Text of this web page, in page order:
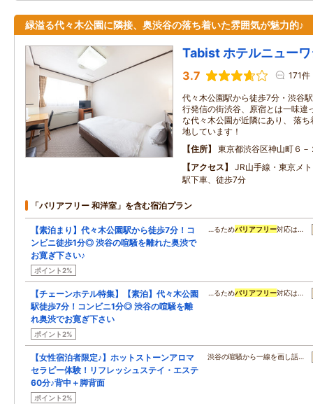
緑溢る代々木公園に隣接、奥渋谷の落ち着いた雰囲気が魅力的♪
Tabist ホテルニュー
3.7 171件
代々木公園駅から徒歩7分・渋谷
行発信の街渋谷、原宿とは一味違
な代々木公園が近隣にあり、 落
地しています！
住所
東京都渋谷区神山町６－
アクセス
JR山手線・東京メ
駅下車、徒歩7分
「バリアフリー 和洋室」を含む宿泊プラン
【素泊まり】代々木公園駅から徒歩7分！コ
ンビニ徒歩1分◎ 渋谷の喧騒を離れた奥渋で
お寛ぎ下さい♪
ポイント2%
…るためバリアフリー対応は…
【チェーンホテル特集】【素泊】代々木公園
駅徒歩7分！コンビニ1分◎ 渋谷の喧騒を離
れ奥渋でお寛ぎ下さい
ポイント2%
…るためバリアフリー対応は…
【女性宿泊者限定♪】ホットストーンアロマ
セラピー体験！リフレッシュステイ・エステ
60分♪背中＋脚背面
ポイント2%
渋谷の喧騒から一線を画し話…